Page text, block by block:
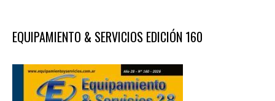
EQUIPAMIENTO & SERVICIOS EDICIÓN 160